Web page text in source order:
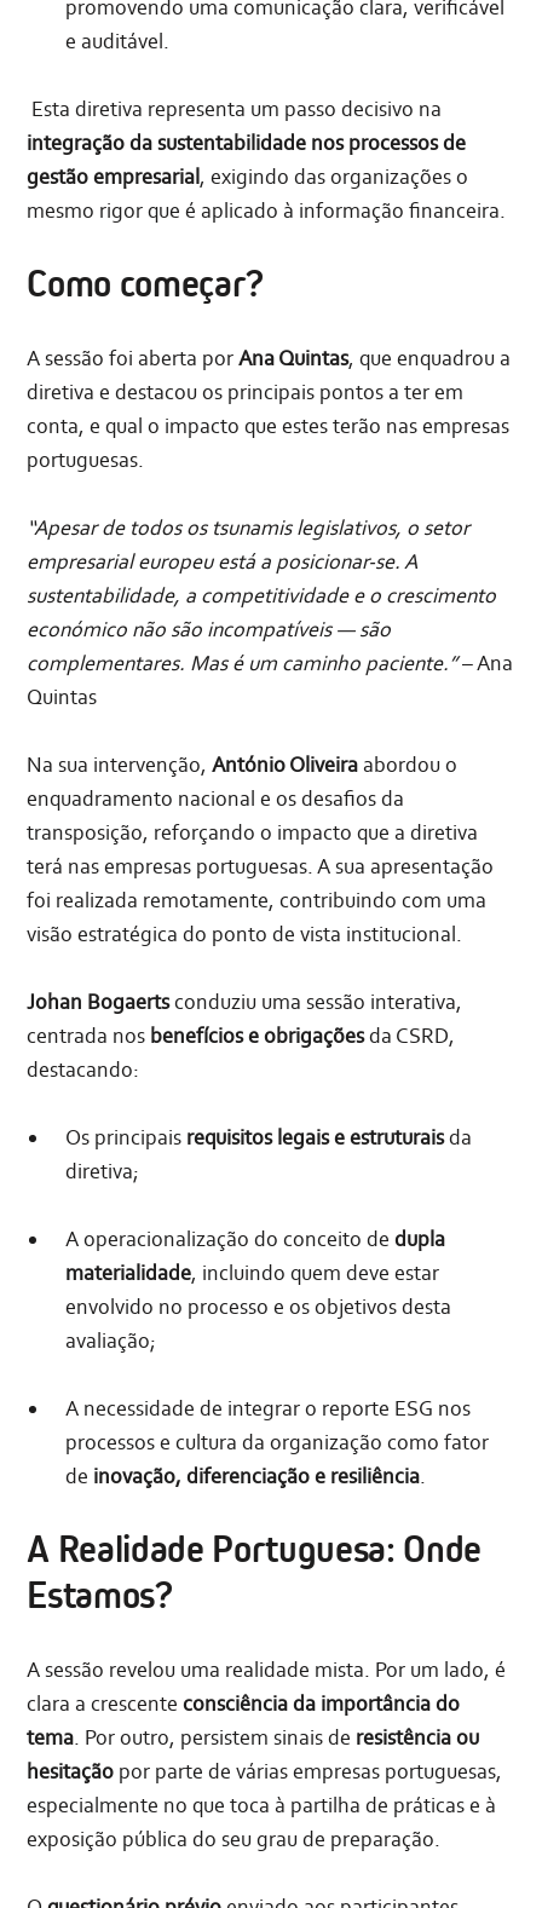
promovendo uma comunicação clara, verificável
e auditável.
Esta diretiva representa um passo decisivo na
integração da sustentabilidade nos processos de
gestão empresarial, exigindo das organizações o
mesmo rigor que é aplicado à informação financeira.
Como começar?
A sessão foi aberta porAna Quintas, que enquadrou a
diretiva e destacou os principais pontos a ter em
conta, e qual o impacto que estes terão nas empresas
portuguesas.
“Apesar de todos os tsunamis legislativos, o setor
empresarial europeu está a posicionar-se. A
sustentabilidade, a competitividade e o crescimento
económico não são incompatíveis — são
complementares. Mas é um caminho paciente.”– Ana
Quintas
Na sua intervenção,António Oliveiraabordou o
enquadramento nacional e os desafios da
transposição, reforçando o impacto que a diretiva
terá nas empresas portuguesas. A sua apresentação
foi realizada remotamente, contribuindo com uma
visão estratégica do ponto de vista institucional.
Johan Bogaertsconduziu uma sessão interativa,
centrada nos benefícios e obrigaçõesda CSRD,
destacando:
Os principais requisitos legais e estruturaisda
diretiva;
A operacionalização do conceito dedupla
materialidade, incluindo quem deve estar
envolvido no processo e os objetivos desta
avaliação;
A necessidade de integrar o reporte ESG nos
processos e cultura da organização como fator
de inovação, diferenciação e resiliência.
A Realidade Portuguesa: Onde
Estamos?
A sessão revelou uma realidade mista. Por um lado, é
clara a crescenteconsciência da importância do
tema. Por outro, persistem sinais de resistência ou
hesitação por parte de várias empresas portuguesas,
especialmente no que toca à partilha de práticas e à
exposição pública do seu grau de preparação.